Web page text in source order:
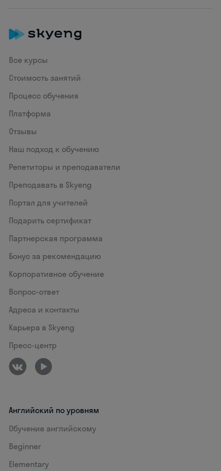
Все курсы
Стоимость занятий
Процесс обучения
Платформа
Отзывы
Наш подход к обучению
Репетиторы и преподаватели
Преподавать в Skyeng
Портал для учителей
Подарить сертификат
Партнерская программа
Бонус за рекомендацию
Корпоративное обучение
Вопрос-ответ
Адреса и контакты
Карьера в Skyeng
Пресс-центр
Английский по уровням
Обучение английскому
Beginner
Elementary